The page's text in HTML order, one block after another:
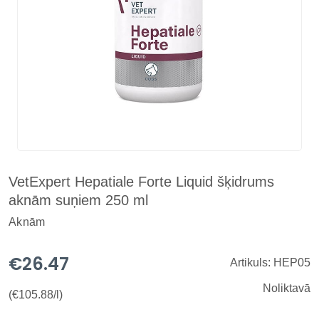
VetExpert Hepatiale Forte Liquid šķidrums
aknām suņiem 250 ml
Aknām
€26.47
(€105.88/l)
Artikuls: HEP05
Noliktavā